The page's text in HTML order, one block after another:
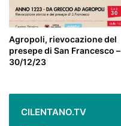
Agropoli, rievocazione del
presepe di San Francesco –
30/12/23
CILENTANO.TV